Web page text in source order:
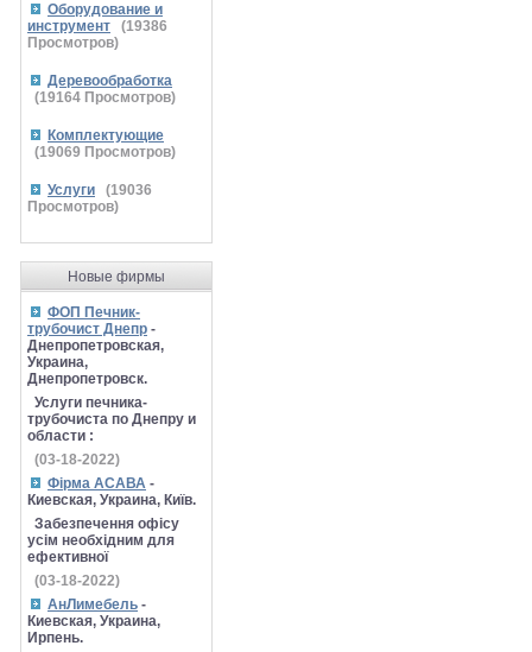
Оборудование и
инструмент
(19386
Просмотров)
Деревообработка
(19164 Просмотров)
Комплектующие
(19069 Просмотров)
Услуги (19036
Просмотров)
Новые фирмы
ФОП Печник-
трубочист Днепр -
Днепропетровская,
Украина,
Днепропетровск.
Услуги печника-
трубочиста по Днепру и
области :
(03-18-2022)
Фірма АСАВА -
Киевская, Украина, Київ.
Забезпечення офісу
усім необхідним для
ефективної
(03-18-2022)
АнЛимебель -
Киевская, Украина,
Ирпень.